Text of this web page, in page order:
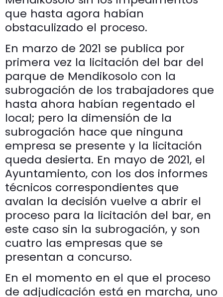
que hasta agora habían
obstaculizado el proceso.
En marzo de 2021 se publica por
primera vez la licitación del bar del
parque de Mendikosolo con la
subrogación de los trabajadores que
hasta ahora habían regentado el
local; pero la dimensión de la
subrogación hace que ninguna
empresa se presente y la licitación
queda desierta. En mayo de 2021, el
Ayuntamiento, con los dos informes
técnicos correspondientes que
avalan la decisión vuelve a abrir el
proceso para la licitación del bar, en
este caso sin la subrogación, y son
cuatro las empresas que se
presentan a concurso.
En el momento en el que el proceso
de adjudicación está en marcha, uno